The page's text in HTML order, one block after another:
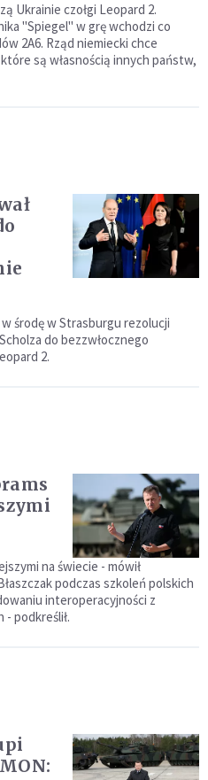
Ukrainie czołgi Leopard 2.
"Spiegel" w grę wchodzi co
2A6. Rząd niemiecki chce
są własnością innych państw,
środę w Strasburgu rezolucji
do bezzwłocznego
2.
na świecie - mówił
podczas szkoleń polskich
interoperacyjności z
podkreślił.